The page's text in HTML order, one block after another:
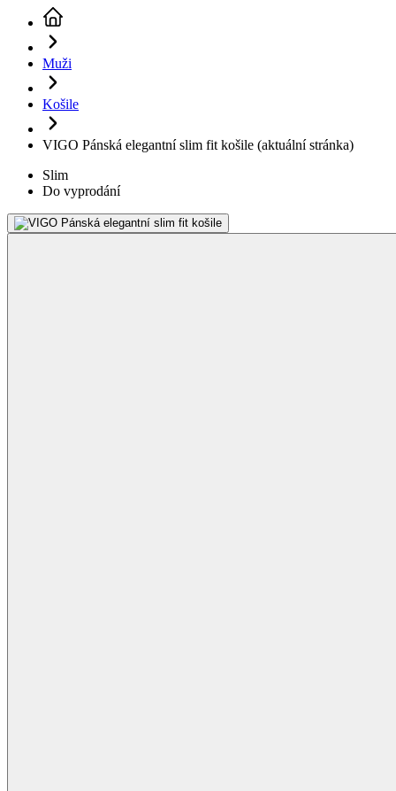
Muži
Košile
VIGO Pánská elegantní slim fit košile (aktuální stránka)
Slim
Do vyprodání